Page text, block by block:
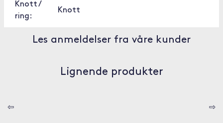
Knott /
ring:
Knott
Les anmeldelser fra våre kunder
Lignende produkter
⇦ ⇨